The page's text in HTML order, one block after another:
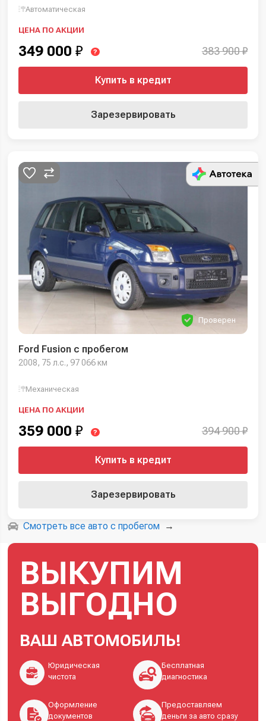
Автоматическая
ЦЕНА ПО АКЦИИ
349 000 ₽ ? 383 900 ₽
Купить в кредит
Зарезервировать
Проверен
Ford Fusion с пробегом
2008, 75 л.с., 97 066 км
Механическая
ЦЕНА ПО АКЦИИ
359 000 ₽ ? 394 900 ₽
Купить в кредит
Зарезервировать
Смотреть все авто с пробегом →
ВЫКУПИМ
ВЫГОДНО
ВАШ АВТОМОБИЛЬ!
Юридическая
чистота
Бесплатная
диагностика
Оформление
документов
Предоставляем
деньги за авто сразу